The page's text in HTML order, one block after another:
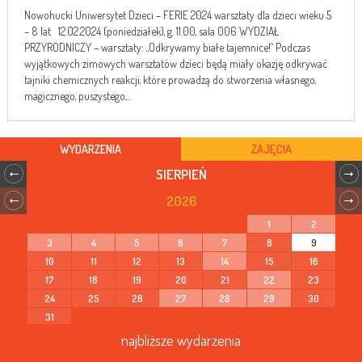
Nowohucki Uniwersytet Dzieci – FERIE 2024 warsztaty dla dzieci wieku 5
– 8 lat 12.02.2024 (poniedziałek), g. 11.00, sala 006 WYDZIAŁ
PRZYRODNICZY – warsztaty: „Odkrywamy białe tajemnice!” Podczas
wyjątkowych zimowych warsztatów dzieci będą miały okazję odkrywać
tajniki chemicznych reakcji, które prowadzą do stworzenia własnego,
magicznego, puszystego,...
WYDARZENIA ZAJĘCIA
SIERPIEŃ
2026
1
2
3
4 5 6 7 8
9
10
11 12 13 14 15
16
17
18 19 20 21 22
23
24
25 26 27 28 29
30
31
najbliższe wydarzenia